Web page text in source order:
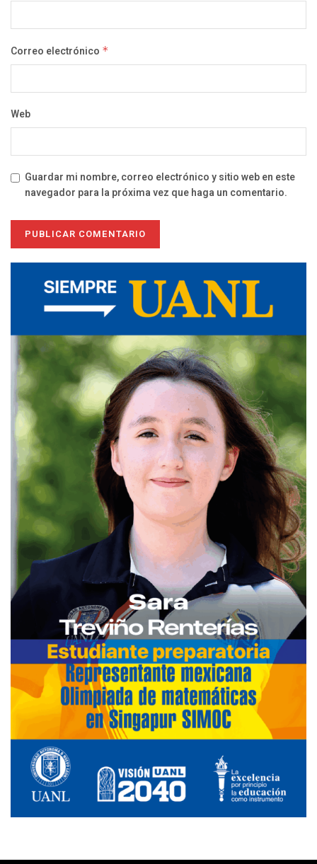
Correo electrónico *
Web
Guardar mi nombre, correo electrónico y sitio web en este
navegador para la próxima vez que haga un comentario.